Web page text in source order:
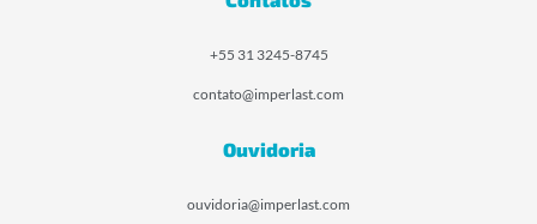
+55 31 3245-8745
contato@imperlast.com
Ouvidoria
ouvidoria@imperlast.com